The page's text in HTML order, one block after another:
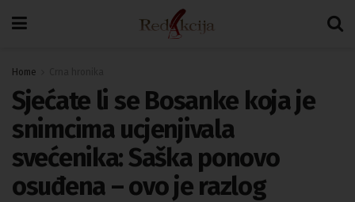
Home
Sjećate li se Bosanke koja je
snimcima ucjenjivala
svećenika: Saška ponovo
osuđena – ovo je razlog